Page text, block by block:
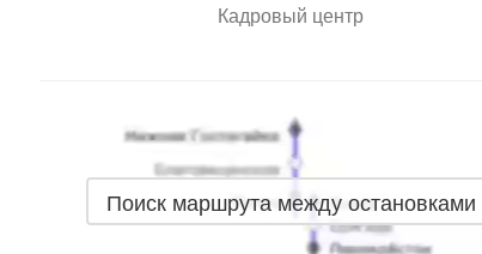
Кадровый центр
Поиск маршрута между остановками